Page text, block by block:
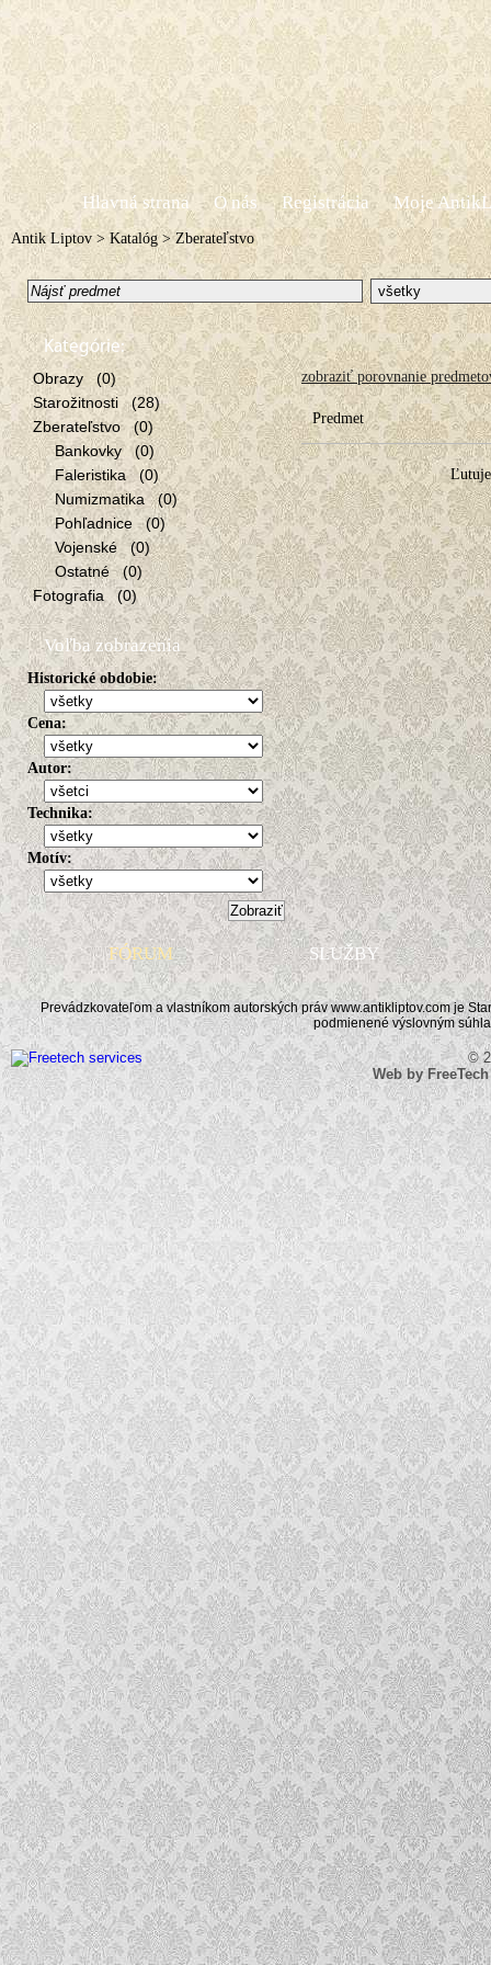
Hlavná strana O nás Registrácia Moje
Antik Liptov >Katalóg>Zberateľstvo
Kategórie:
Obrazy (0)
Starožitnosti (28)
Zberateľstvo (0)
Bankovky (0)
Faleristika (0)
Numizmatika (0)
Pohľadnice (0)
Vojenské (0)
Ostatné (0)
Fotografia (0)
Voľba zobrazenia
Historické obdobie:
Cena:
Autor:
Technika:
Motív:
zobraziť porovnanie
Predmet
FÓRUM SLUŽBY
Prevádzkovateľom a vlastníkom autorských práv www.antikliptov.com je
podmienené výslovným
©
Web by